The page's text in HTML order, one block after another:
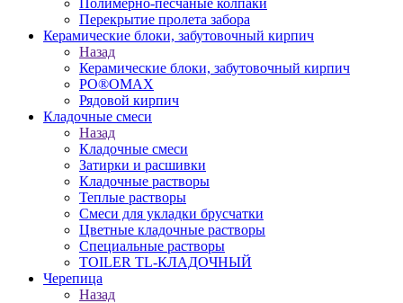
Полимерно-песчаные колпаки
Перекрытие пролета забора
Керамические блоки, забутовочный кирпич
Назад
Керамические блоки, забутовочный кирпич
PO®OMAX
Рядовой кирпич
Кладочные смеси
Назад
Кладочные смеси
Затирки и расшивки
Кладочные растворы
Теплые растворы
Смеси для укладки брусчатки
Цветные кладочные растворы
Специальные растворы
TOILER TL-КЛАДОЧНЫЙ
Черепица
Назад